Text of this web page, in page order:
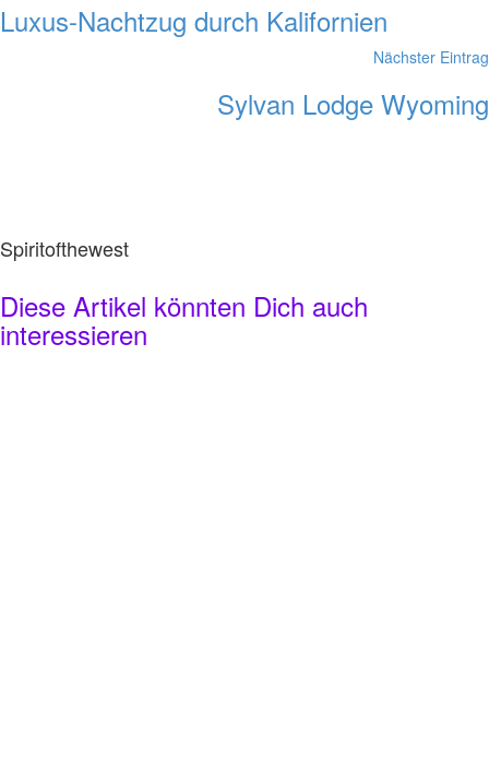
Luxus-Nachtzug durch Kalifornien
Nächster Eintrag
Sylvan Lodge Wyoming
Spiritofthewest
Diese Artikel könnten Dich auch
interessieren